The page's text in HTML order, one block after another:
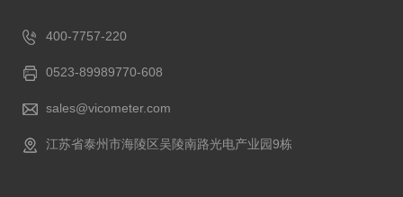
400-7757-220
0523-89989770-608
sales@vicometer.com
江苏省泰州市海陵区吴陵南路光电产业园9栋